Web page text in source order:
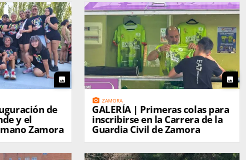
photo
y el
Zamora
photo
photo_camera ZAMORA
GALERÍA | Primeras colas para
inscribirse en la Carrera de la
Guardia Civil de Zamora